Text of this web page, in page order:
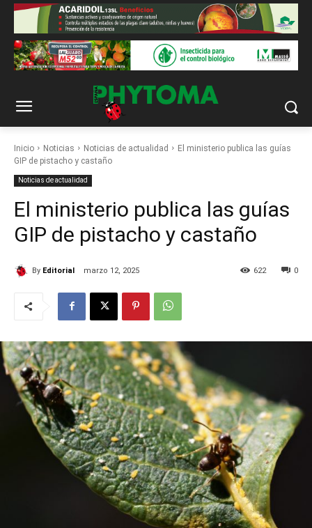
Inicio Noticias Noticias de actualidad
El ministerio publica las guías
GIP de pistacho y castaño
Noticias de actualidad
El ministerio publica las guías
GIP de pistacho y castaño
By Editorial marzo 12, 2025 0
622